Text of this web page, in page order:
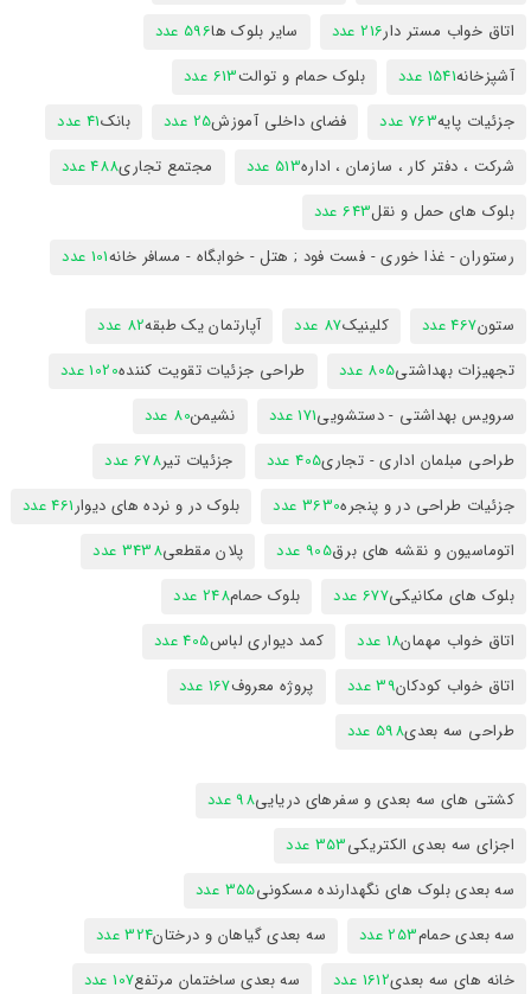
اتاق خواب مستر دار216 عدد سایر بلوک ها596 عدد
آشپزخانه1541 عدد بلوک حمام و توالت613 عدد
جزئیات پایه763 عدد فضای داخلی آموزش25 عدد بانک41 عدد
شرکت ، دفتر کار ، سازمان ، اداره513 عدد مجتمع تجاری488 عدد
بلوک های حمل و نقل643 عدد
رستوران - غذا خوری - فست فود ; هتل - خوابگاه - مسافر خانه101 عدد
ستون467 عدد کلینیک87 عدد آپارتمان یک طبقه82 عدد
تجهیزات بهداشتی805 عدد طراحی جزئیات تقویت کننده1020 عدد
سرویس بهداشتی - دستشویی171 عدد نشیمن80 عدد
طراحی مبلمان اداری - تجاری405 عدد جزئیات تیر678 عدد
جزئیات طراحی در و پنجره3630 عدد بلوک در و نرده های دیوار461 عدد
اتوماسیون و نقشه های برق905 عدد پلان مقطعی3438 عدد
بلوک های مکانیکی677 عدد بلوک حمام248 عدد
اتاق خواب مهمان18 عدد کمد دیواری لباس405 عدد
اتاق خواب کودکان39 عدد پروژه معروف167 عدد
طراحی سه بعدی598 عدد
کشتی های سه بعدی و سفرهای دریایی98 عدد
اجزای سه بعدی الکتریکی353 عدد
سه بعدی بلوک های نگهدارنده مسکونی355 عدد
سه بعدی حمام253 عدد سه بعدی گیاهان و درختان324 عدد
خانه های سه بعدی1612 عدد سه بعدی ساختمان مرتفع107 عدد